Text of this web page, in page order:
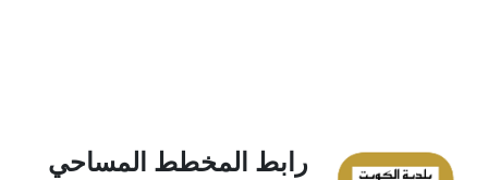
رابط المخطط المساحي